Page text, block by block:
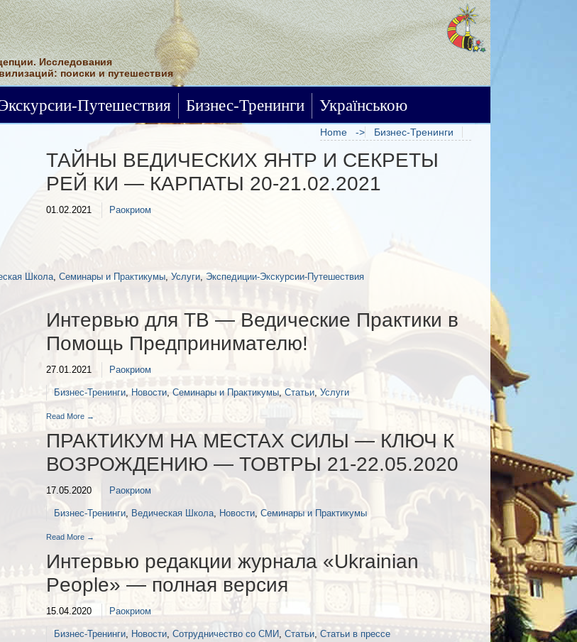
Исследования
поиски и путешествия
Путешествия Бизнес-Тренинги Українською
Бизнес-Тренинги
Home Бизнес-Тренинги
ТАЙНЫ ВЕДИЧЕСКИХ ЯНТР И СЕКРЕТЫ
РЕЙ КИ — КАРПАТЫ 20-21.02.2021
01.02.2021 Раокриом
Школа, Семинары и Практикумы, Услуги, Экспедиции-Экскурсии-Путешествия
Интервью для ТВ — Ведические Практики в
Помощь Предпринимателю!
27.01.2021 Раокриом
Бизнес-Тренинги, Новости,Семинары и Практикумы,Статьи,Услуги
Read More →
ПРАКТИКУМ НА МЕСТАХ СИЛЫ — КЛЮЧ К
ВОЗРОЖДЕНИЮ — ТОВТРЫ 21-22.05.2020
17.05.2020 Раокриом
Бизнес-Тренинги, Ведическая Школа, Новости,Семинары и Практикумы
Read More →
Интервью редакции журнала «Ukrainian
People» — полная версия
15.04.2020 Раокриом
Бизнес-Тренинги, Новости,Сотрудничество со СМИ,Статьи,Статьи в прессе